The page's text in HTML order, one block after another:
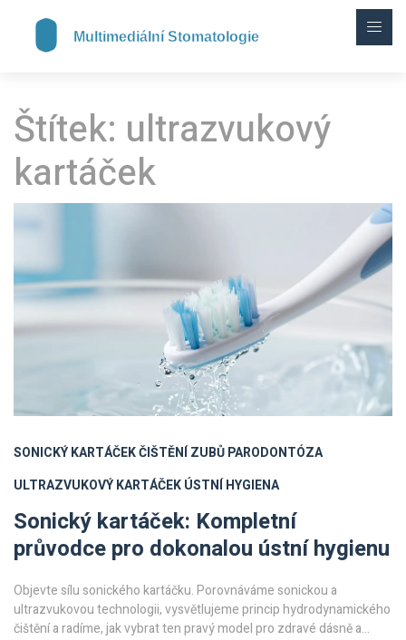
Štítek: ultrazvukový
kartáček
SONICKÝ KARTÁČEKČIŠTĚNÍ ZUBŮPARODONTÓZA
ULTRAZVUKOVÝ KARTÁČEKÚSTNÍ HYGIENA
Sonický kartáček: Kompletní
průvodce pro dokonalou ústní hygienu
Objevte sílu sonického kartáčku. Porovnáváme sonickou a
ultrazvukovou technologii, vysvětlujeme princip hydrodynamického
čištění a radíme, jak vybrat ten pravý model pro zdravé dásně a